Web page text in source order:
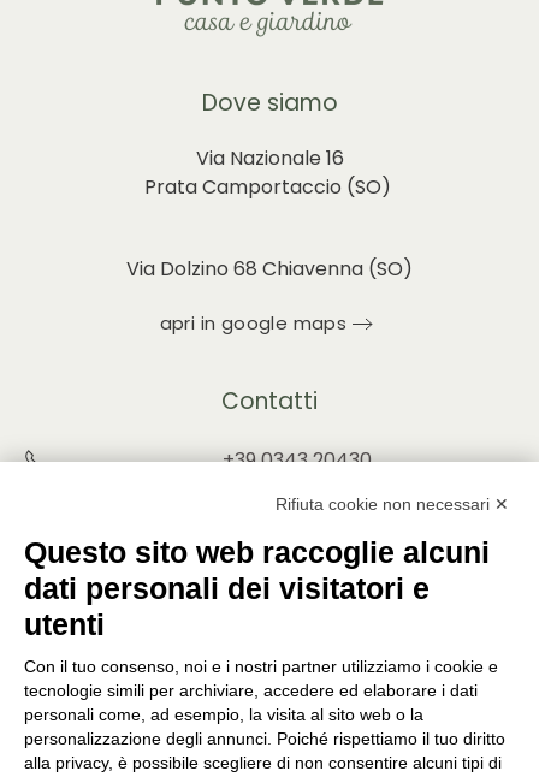
Dove siamo
Via Nazionale 16
Prata Camportaccio (SO)
Via Dolzino 68 Chiavenna (SO)
apri in google maps
Contatti
+39 0343 20430
INFO@PUNTOVERDEPRATA.IT
Orari di apertura
Lunedì - Sabato
8:30-12:15 | 14:45-19:00
Rifiuta cookie non necessari ✕
Questo sito web raccoglie alcuni
dati personali dei visitatori e
utenti
Con il tuo consenso, noi e i nostri partner utilizziamo i cookie e
tecnologie simili per archiviare, accedere ed elaborare i dati
personali come, ad esempio, la visita al sito web o la
personalizzazione degli annunci. Poiché rispettiamo il tuo diritto
alla privacy, è possibile scegliere di non consentire alcuni tipi di